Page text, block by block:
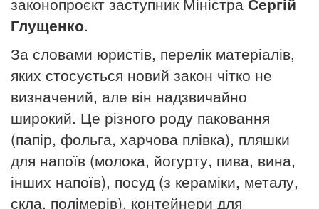
Глущенко.
За словами юристів, перелік матеріалів,
яких стосується новий закон чітко не
визначений, але він надзвичайно
широкий. Це різного роду паковання
(папір, фольга, харчова плівка), пляшки
для напоїв (молока, йогурту, пива, вина,
інших напоїв), посуд (з кераміки, металу,
скла, полімерів), контейнери для